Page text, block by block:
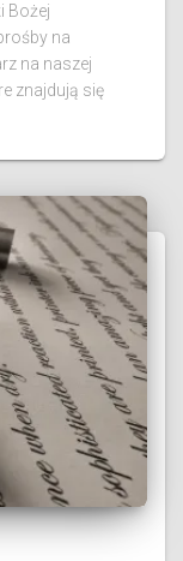
Bożej
na
na naszej
znajdują się